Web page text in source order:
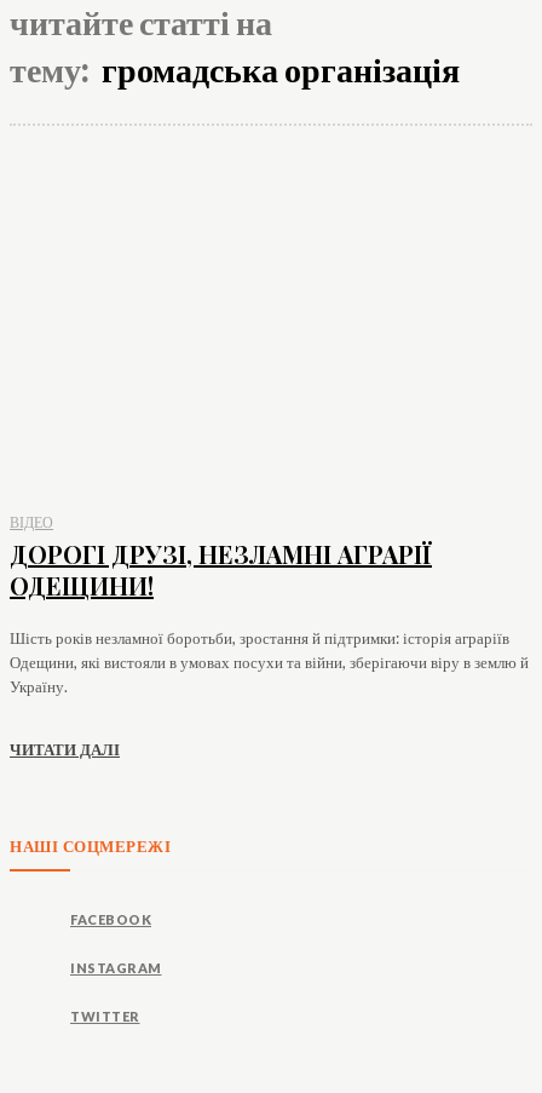
читайте статті на
тему: громадська організація
ВІДЕО
ДОРОГІ ДРУЗІ, НЕЗЛАМНІ АГРАРІЇ
ОДЕЩИНИ!
Шість років незламної боротьби, зростання й підтримки: історія аграріїв
Одещини, які вистояли в умовах посухи та війни, зберігаючи віру в землю й
Україну.
ЧИТАТИ ДАЛІ
НАШІ СОЦМЕРЕЖІ
FACEBOOK
INSTAGRAM
TWITTER